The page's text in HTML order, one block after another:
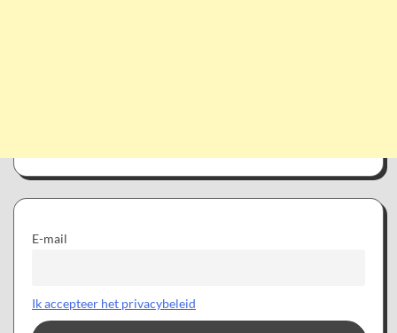
E-mail
Ik accepteer het privacybeleid